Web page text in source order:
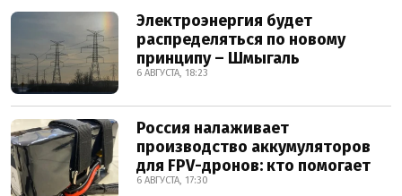
Электроэнергия будет
распределяться по новому
принципу – Шмыгаль
6 АВГУСТА, 18:23
Россия налаживает
производство аккумуляторов
для FPV-дронов: кто помогает
6 АВГУСТА, 17:30